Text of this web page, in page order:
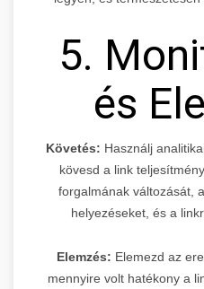
5.
és
Követés: Használj
kövesd a link
forgalmának változását,
helyezéseket, és a
Elemzés: Elemezd az
mennyire volt hatékony a